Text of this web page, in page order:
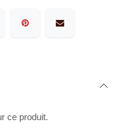
ce produit.